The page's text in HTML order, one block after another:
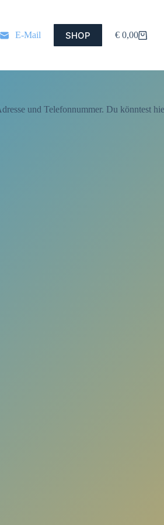
E-Mail SHOP Warenkorb
€ 0,00
und Telefonnummer. Du könntest